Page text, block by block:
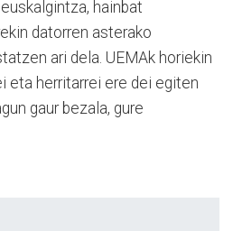
hainbat
datorren asterako
ari dela. UEMAk horiekin
eta herritarrei ere dei egiten
gaur bezala, gure